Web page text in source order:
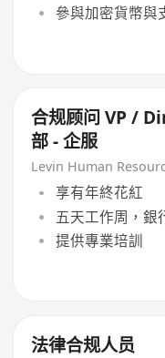
參與加密貨幣與
合规顾问 VP /
部 - 企服
享有年終花紅
五天工作周，銀
提供專業培訓
法律合规人员